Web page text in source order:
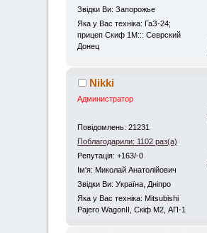
Звідки Ви: Запорожье
Яка у Вас техніка: ГаЗ-24;
прицеп Скиф 1М::: Севрский
Донец
Nikki
Администратор
Повідомлень: 21231
Поблагодарили: 1102 раз(а)
Репутація: +163/-0
Iм'я: Миколай Анатолійович
Звідки Ви: Україна, Дніпро
Яка у Вас техніка: Mitsubishi
Pajero WagonII, Скіф М2, АП-1